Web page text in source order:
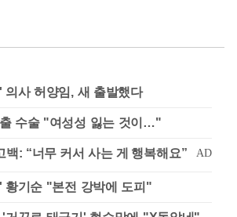
의사 허양임, 새 출발했다
수술 "여성성 잃는 것이…"
황기순 "본전 강박에 도피"